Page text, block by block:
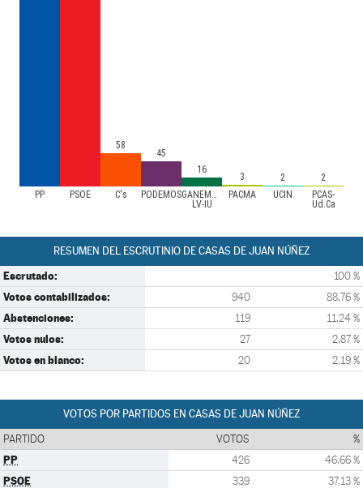
PP PSOE C's PODEMOSGANEMOS-
LV-IU
PACMA UCIN
PCAS-
Ud.Ca
58
45
16
3 2 2
RESUMEN DEL ESCRUTINIO DE CASAS DE JUAN NÚÑEZ
Escrutado: 100 %
Votos contabilizados: 940 88,76 %
Abstenciones: 119 11,24 %
Votos nulos: 27 2,87 %
Votos en blanco: 20 2,19 %
VOTOS POR PARTIDOS EN CASAS DE JUAN NÚÑEZ
PARTIDO VOTOS %
PP 426 46,66 %
PSOE 339 37,13 %